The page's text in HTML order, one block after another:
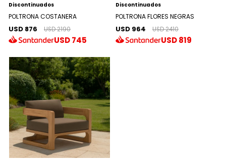
Discontinuados
POLTRONA COSTANERA
USD 876 USD 2190
USD745
Discontinuados
POLTRONA FLORES NEGRAS
USD 964 USD 2410
USD819